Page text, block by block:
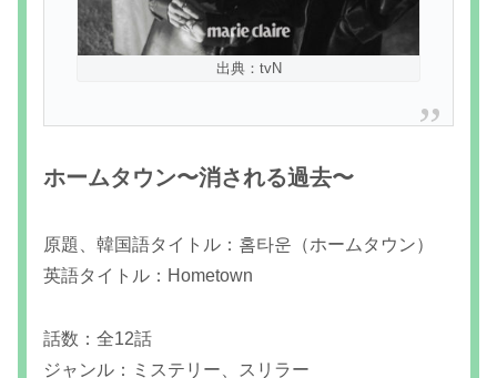
出典：tvN
ホームタウン〜消される過去〜
原題、韓国語タイトル：홈타운（ホームタウン）
英語タイトル：Hometown
話数：全12話
ジャンル：ミステリー、スリラー